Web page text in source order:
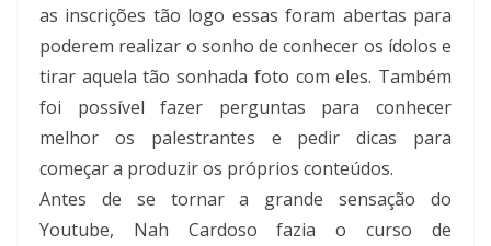
as inscrições tão logo essas foram abertas para
poderem realizar o sonho de conhecer os ídolos e
tirar aquela tão sonhada foto com eles. Também
foi possível fazer perguntas para conhecer
melhor os palestrantes e pedir dicas para
começar a produzir os próprios conteúdos.
Antes de se tornar a grande sensação do
Youtube, Nah Cardoso fazia o curso de